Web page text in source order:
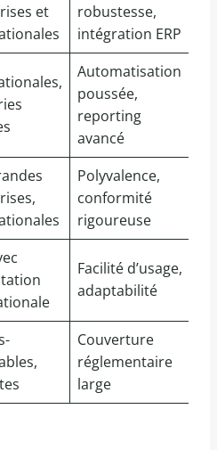
et
robustesse,
intégration ERP
Automatisation
poussée,
reporting
avancé
Polyvalence,
conformité
rigoureuse
Facilité d’usage,
adaptabilité
Couverture
réglementaire
large